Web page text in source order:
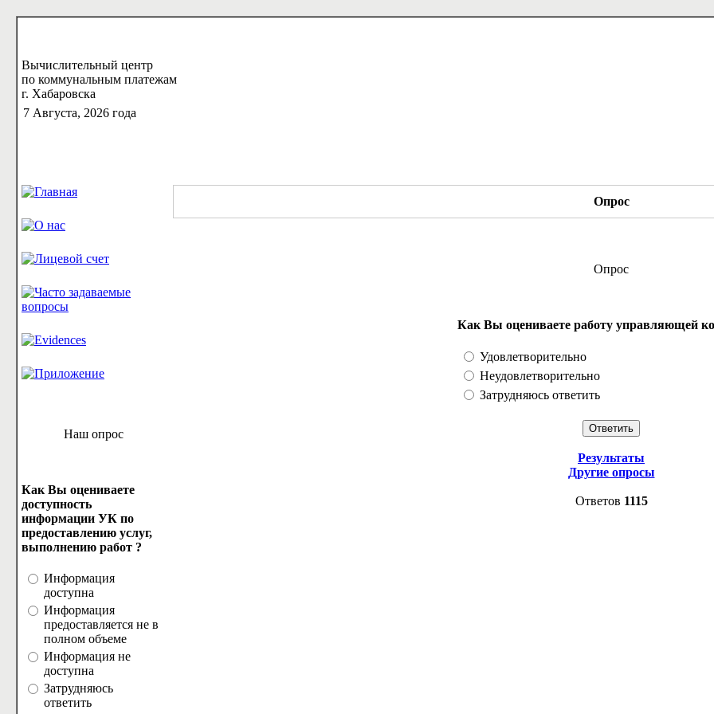
Вычислительный центр
по коммунальным платежам
г. Хабаровска
7 Августа, 2026 года
Наш опрос
Как Вы оцениваете
доступность
информации УК по
предоставлению услуг,
выполнению работ ?
Информация
доступна
Информация
предоставляется не в
полном объеме
Информация не
доступна
Затрудняюсь
ответить
Опрос
Опрос
Как Вы оцениваете работу управляющей
Удовлетворительно
Неудовлетворительно
Затрудняюсь ответить
Результаты
Другие опросы
Ответов 1115